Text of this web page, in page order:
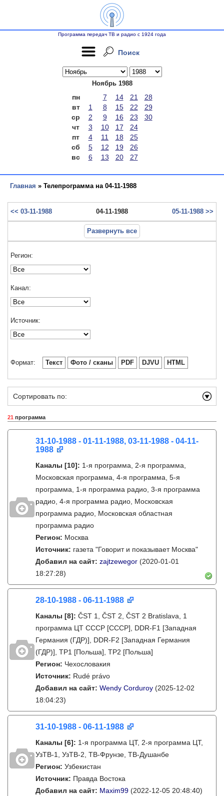
Программа передач ТВ и радио с 1924 года
Поиск
Ноябрь 1988
пн 7 14 21
28
вт
1 8 15 22
29
ср
2 9 16 23
30
чт
3 10 17
24
пт
4 11 18
25
сб
5 12 19
26
вс
6 13 20 27
Главная » Телепрограмма на 04-11-1988
<< 03-11-1988 04-11-1988 05-11-1988 >>
Развернуть все
Регион:
Канал:
Источник:
Формат: Текст Фото / сканы PDF DJVU HTML
Сортировать по:
21 программа
31-10-1988 - 01-11-1988, 03-11-1988 - 04-11-
1988
Каналы [10]: 1-я программа, 2-я программа,
Московская программа, 4-я программа, 5-я
программа, 1-я программа радио, 3-я программа
радио, 4-я программа радио, Московская
программа радио, Московская областная
программа радио
Регион: Москва
Источник: газета "Говорит и показывает Москва"
Добавил на сайт: zajtzewegor (2020-01-01
18:27:28)
28-10-1988 - 06-11-1988
Каналы [8]: ČST 1, ČST 2, ČST 2 Bratislava, 1
программа ЦТ СССР [СССР], DDR-F1 [Западная
Германия (ГДР)], DDR-F2 [Западная Германия
(ГДР)], TP1 [Польша], TP2 [Польша]
Регион: Чехословакия
Источник: Rudé právo
Добавил на сайт: Wendy Corduroy (2025-12-02
18:04:23)
31-10-1988 - 06-11-1988
Каналы [6]: 1-я программа ЦТ, 2-я программа ЦТ,
УзТВ-1, УзТВ-2, ТВ-Фрунзе, ТВ-Душанбе
Регион: Узбекистан
Источник: Правда Востока
Добавил на сайт: Maxim99 (2022-12-05 20:48:40)